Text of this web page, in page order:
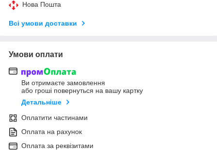
Нова Пошта
Всі умови доставки
Умови оплати
Ви отримаєте замовлення
або гроші повернуться на вашу картку
Детальніше
Оплатити частинами
Оплата на рахунок
Оплата за реквізитами